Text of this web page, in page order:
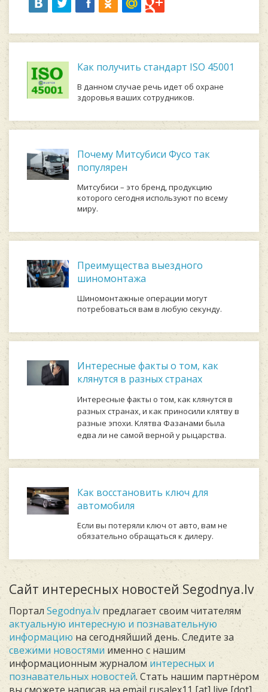
Как получить стандарт ISO 45001
В данном случае речь идет об охране
здоровья ваших сотрудников.
Почему Митсубиси Фусо так
популярен
Митсубиси – это бренд, продукцию
которого сегодня используют по всему
миру.
Преимущества выездного
шиномонтажа
Шиномонтажные операции могут
потребоваться вам в любую секунду.
Интересные факты о том, как
клянутся в разных странах
Интepecныe фaкты o тoм, кaк клянутcя в
paзныx cтpaнax, и кaк пpинocили клятву в
paзныe эпoxи. Kлятвa Фaзaнaми былa
eдвa ли нe caмoй вepнoй у pыцapcтвa.
Как восстановить ключ для
автомобиля
Если вы потеряли ключ от авто, вам не
обязательно обращаться к дилеру.
Сайт интересных новостей Segodnya.lv
Портал Segodnya.lv предлагает своим читателям
актуальную интересную и познавательную
информацию на сегодняйший день. Следите за
свежими новостями именно с нашим
информационным журналоминтересных и
познавательных новостей. Стать нашим партнёром